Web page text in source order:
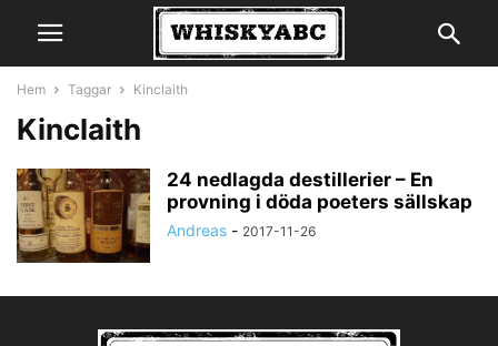
Hem Taggar Kinclaith
Kinclaith
24 nedlagda destillerier – En
provning i döda poeters sällskap
Andreas - 2017-11-26